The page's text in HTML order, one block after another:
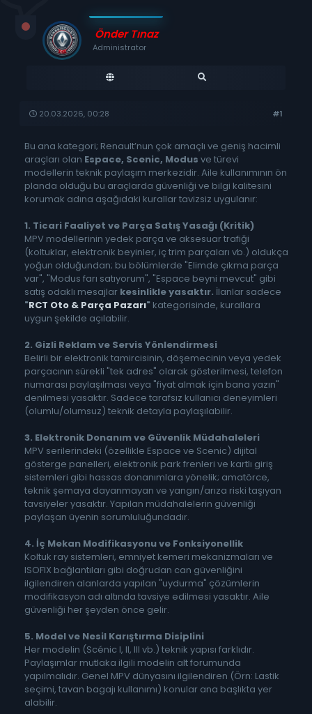
Önder Tınaz
Administrator
20.03.2026, 00:28 #1
Bu ana kategori; Renault’nun çok amaçlı ve geniş hacimli
araçları olan Espace, Scenic, Modus ve türevi
modellerin teknik paylaşım merkezidir. Aile kullanımının ön
planda olduğu bu araçlarda güvenliği ve bilgi kalitesini
korumak adına aşağıdaki kurallar tavizsiz uygulanır:
1. Ticari Faaliyet ve Parça Satış Yasağı (Kritik)
MPV modellerinin yedek parça ve aksesuar trafiği
(koltuklar, elektronik beyinler, iç trim parçaları vb.) oldukça
yoğun olduğundan; bu bölümlerde "Elimde çıkma parça
var", "Modus farı satıyorum", "Espace beyni mevcut" gibi
satış odaklı mesajlar kesinlikle yasaktır. İlanlar sadece
"RCT Oto & Parça Pazarı"kategorisinde, kurallara
uygun şekilde açılabilir.
2. Gizli Reklam ve Servis Yönlendirmesi
Belirli bir elektronik tamircisinin, döşemecinin veya yedek
parçacının sürekli "tek adres" olarak gösterilmesi, telefon
numarası paylaşılması veya "fiyat almak için bana yazın"
denilmesi yasaktır. Sadece tarafsız kullanıcı deneyimleri
(olumlu/olumsuz) teknik detayla paylaşılabilir.
3. Elektronik Donanım ve Güvenlik Müdahaleleri
MPV serilerindeki (özellikle Espace ve Scenic) dijital
gösterge panelleri, elektronik park frenleri ve kartlı giriş
sistemleri gibi hassas donanımlara yönelik; amatörce,
teknik şemaya dayanmayan ve yangın/arıza riski taşıyan
tavsiyeler yasaktır. Yapılan müdahalelerin güvenliği
paylaşan üyenin sorumluluğundadır.
4. İç Mekan Modifikasyonu ve Fonksiyonellik
Koltuk ray sistemleri, emniyet kemeri mekanizmaları ve
ISOFIX bağlantıları gibi doğrudan can güvenliğini
ilgilendiren alanlarda yapılan "uydurma" çözümlerin
modifikasyon adı altında tavsiye edilmesi yasaktır. Aile
güvenliği her şeyden önce gelir.
5. Model ve Nesil Karıştırma Disiplini
Her modelin (Scénic I, II, III vb.) teknik yapısı farklıdır.
Paylaşımlar mutlaka ilgili modelin alt forumunda
yapılmalıdır. Genel MPV dünyasını ilgilendiren (Örn: Lastik
seçimi, tavan bagajı kullanımı) konular ana başlıkta yer
alabilir.